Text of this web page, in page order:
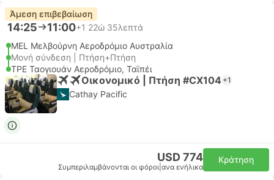
Άμεση επιβεβαίωση
14:25 11:00+1 22ώ 35λεπτά
MEL Μελβούρνη Αεροδρόμιο Αυστραλία
Μονή σύνδεση | Πτήση+Πτήση
TPE Ταογιουάν Αεροδρόμιο, Ταϊπέι
Οικονομικό | Πτήση #CX104 +1
Cathay Pacific
USD 774
Συμπεριλαμβάνονται οι φόροι ανα ενήλικα
Κράτηση